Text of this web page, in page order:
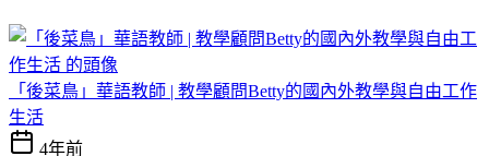
「後菜鳥」華語教師 | 教學顧問Betty的國內外教學與自由工作
生活
4年前